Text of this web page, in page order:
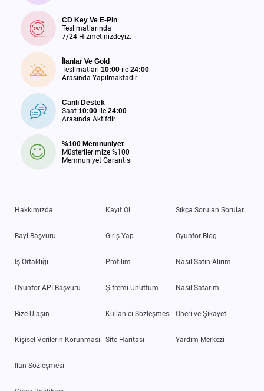
CD Key Ve E-Pin
Teslimatlarında
7/24 Hizmetinizdeyiz.
İlanlar Ve Gold
Teslimatları 10:00 ile 24:00
Arasında Yapılmaktadır
Canlı Destek
Saat 10:00 ile 24:00
Arasında Aktifdir
%100 Memnuniyet
Müşterilerimize %100
Memnuniyet Garantisi
Hakkımızda
Bayi Başvuru
İş Ortaklığı
Oyunfor API Başvuru
Bize Ulaşın
Kişisel Verilerin Korunması
İlan Sözleşmesi
Kayıt Ol
Giriş Yap
Profilim
Şifremi Unuttum
Kullanıcı Sözleşmesi
Site Haritası
Sıkça Sorulan Sorular
Oyunfor Blog
Nasıl Satın Alırım
Nasıl Satarım
Öneri ve Şikayet
Yardım Merkezi